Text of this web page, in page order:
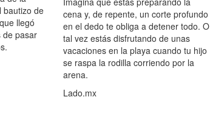
bautizo de
llegó
de pasar
cena y, de repente, un corte profundo
en el dedo te obliga a detener todo. O
tal vez estás disfrutando de unas
vacaciones en la playa cuando tu hijo
se raspa la rodilla corriendo por la
arena.
Lado.mx